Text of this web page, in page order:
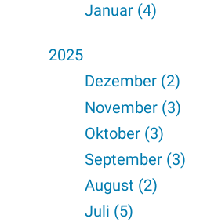
Januar (4)
2025
Dezember (2)
November (3)
Oktober (3)
September (3)
August (2)
Juli (5)